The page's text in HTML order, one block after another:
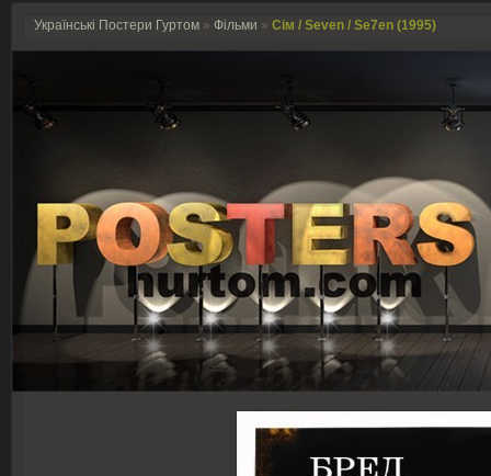
Українські Постери Гуртом » Фільми » Сiм / Seven / Se7en (1995)